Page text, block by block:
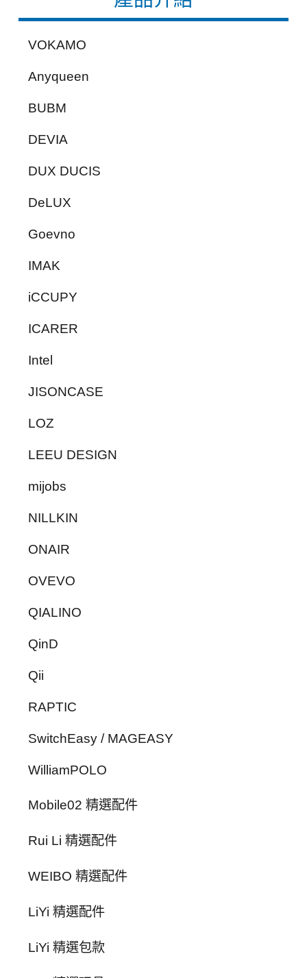
VOKAMO
Anyqueen
BUBM
DEVIA
DUX DUCIS
DeLUX
Goevno
IMAK
iCCUPY
ICARER
Intel
JISONCASE
LOZ
LEEU DESIGN
mijobs
NILLKIN
ONAIR
OVEVO
QIALINO
QinD
Qii
RAPTIC
SwitchEasy / MAGEASY
WilliamPOLO
Mobile02 精選配件
Rui Li 精選配件
WEIBO 精選配件
LiYi 精選配件
LiYi 精選包款